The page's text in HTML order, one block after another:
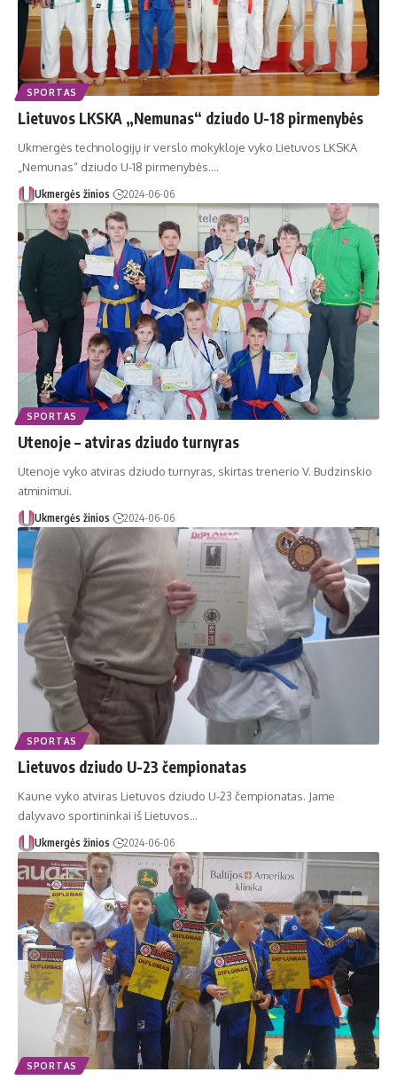
SPORTAS
Lietuvos LKSKA „Nemunas“ dziudo U-18 pirmenybės
Ukmergės technologijų ir verslo mokykloje vyko Lietuvos LKSKA
„Nemunas“ dziudo U-18 pirmenybės.…
Ukmergės žinios 2024-06-06
SPORTAS
Utenoje – atviras dziudo turnyras
Utenoje vyko atviras dziudo turnyras, skirtas trenerio V. Budzinskio
atminimui.
Ukmergės žinios 2024-06-06
SPORTAS
Lietuvos dziudo U-23 čempionatas
Kaune vyko atviras Lietuvos dziudo U-23 čempionatas. Jame
dalyvavo sportininkai iš Lietuvos…
Ukmergės žinios 2024-06-06
SPORTAS